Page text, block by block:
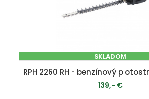
SKLADOM
139,- €